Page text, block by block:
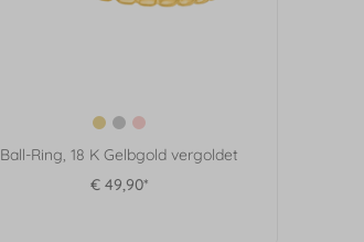
Ball-Ring, 18 K Gelbgold vergoldet
€ 49,90*